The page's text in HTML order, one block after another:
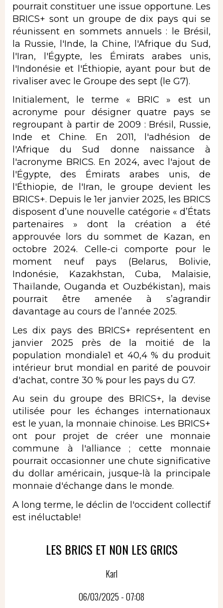
pourrait constituer une issue opportune. Les
BRICS+ sont un groupe de dix pays qui se
réunissent en sommets annuels : le Brésil,
la Russie, l'Inde, la Chine, l'Afrique du Sud,
l'Iran, l'Égypte, les Émirats arabes unis,
l'Indonésie et l'Éthiopie, ayant pour but de
rivaliser avec le Groupe des sept (le G7).
Initialement, le terme « BRIC » est un
acronyme pour désigner quatre pays se
regroupant à partir de 2009 : Brésil, Russie,
Inde et Chine. En 2011, l'adhésion de
l'Afrique du Sud donne naissance à
l'acronyme BRICS. En 2024, avec l'ajout de
l'Égypte, des Émirats arabes unis, de
l'Éthiopie, de l'Iran, le groupe devient les
BRICS+. Depuis le 1er janvier 2025, les BRICS
disposent d’une nouvelle catégorie « d’États
partenaires » dont la création a été
approuvée lors du sommet de Kazan, en
octobre 2024. Celle-ci comporte pour le
moment neuf pays (Belarus, Bolivie,
Indonésie, Kazakhstan, Cuba, Malaisie,
Thaïlande, Ouganda et Ouzbékistan), mais
pourrait être amenée à s’agrandir
davantage au cours de l’année 2025.
Les dix pays des BRICS+ représentent en
janvier 2025 près de la moitié de la
population mondiale1 et 40,4 % du produit
intérieur brut mondial en parité de pouvoir
d'achat, contre 30 % pour les pays du G7.
Au sein du groupe des BRICS+, la devise
utilisée pour les échanges internationaux
est le yuan, la monnaie chinoise. Les BRICS+
ont pour projet de créer une monnaie
commune à l'alliance ; cette monnaie
pourrait occasionner une chute significative
du dollar américain, jusque-là la principale
monnaie d'échange dans le monde.
A long terme, le déclin de l'occident collectif
est inéluctable!
LES BRICS ET NON LES GRICS
Karl
06/03/2025 - 07:08